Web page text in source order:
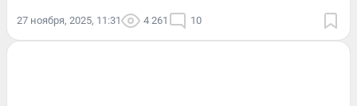
27 ноября, 2025, 11:31 4 261 10